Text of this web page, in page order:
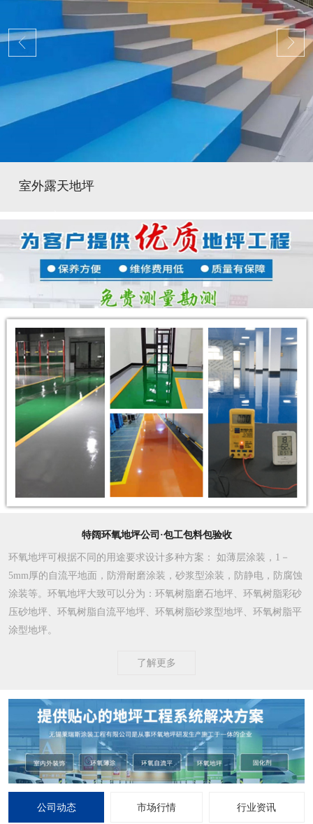
室外露天地坪
特阔环氧地坪公司·包工包料包验收
环氧地坪可根据不同的用途要求设计多种方案 ： 如薄层涂装，1－
5mm厚的自流平地面，防滑耐磨涂装，砂浆型涂装，防静电，防腐蚀
涂装等。环氧地坪大致可以分为：环氧树脂磨石地坪、环氧树脂彩砂
压砂地坪、环氧树脂自流平地坪、环氧树脂砂浆型地坪、环氧树脂平
涂型地坪。
了解更多
公司动态 市场行情 行业资讯